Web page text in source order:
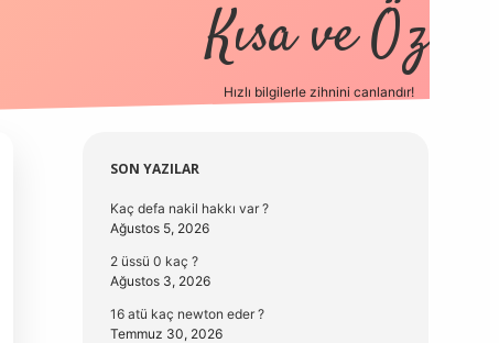
Kısa ve Öz
Hızlı bilgilerle zihnini canlandır!
Sidebar
SON YAZILAR
Kaç defa nakil hakkı var ?
Ağustos 5, 2026
2 üssü 0 kaç ?
Ağustos 3, 2026
16 atü kaç newton eder ?
Temmuz 30, 2026